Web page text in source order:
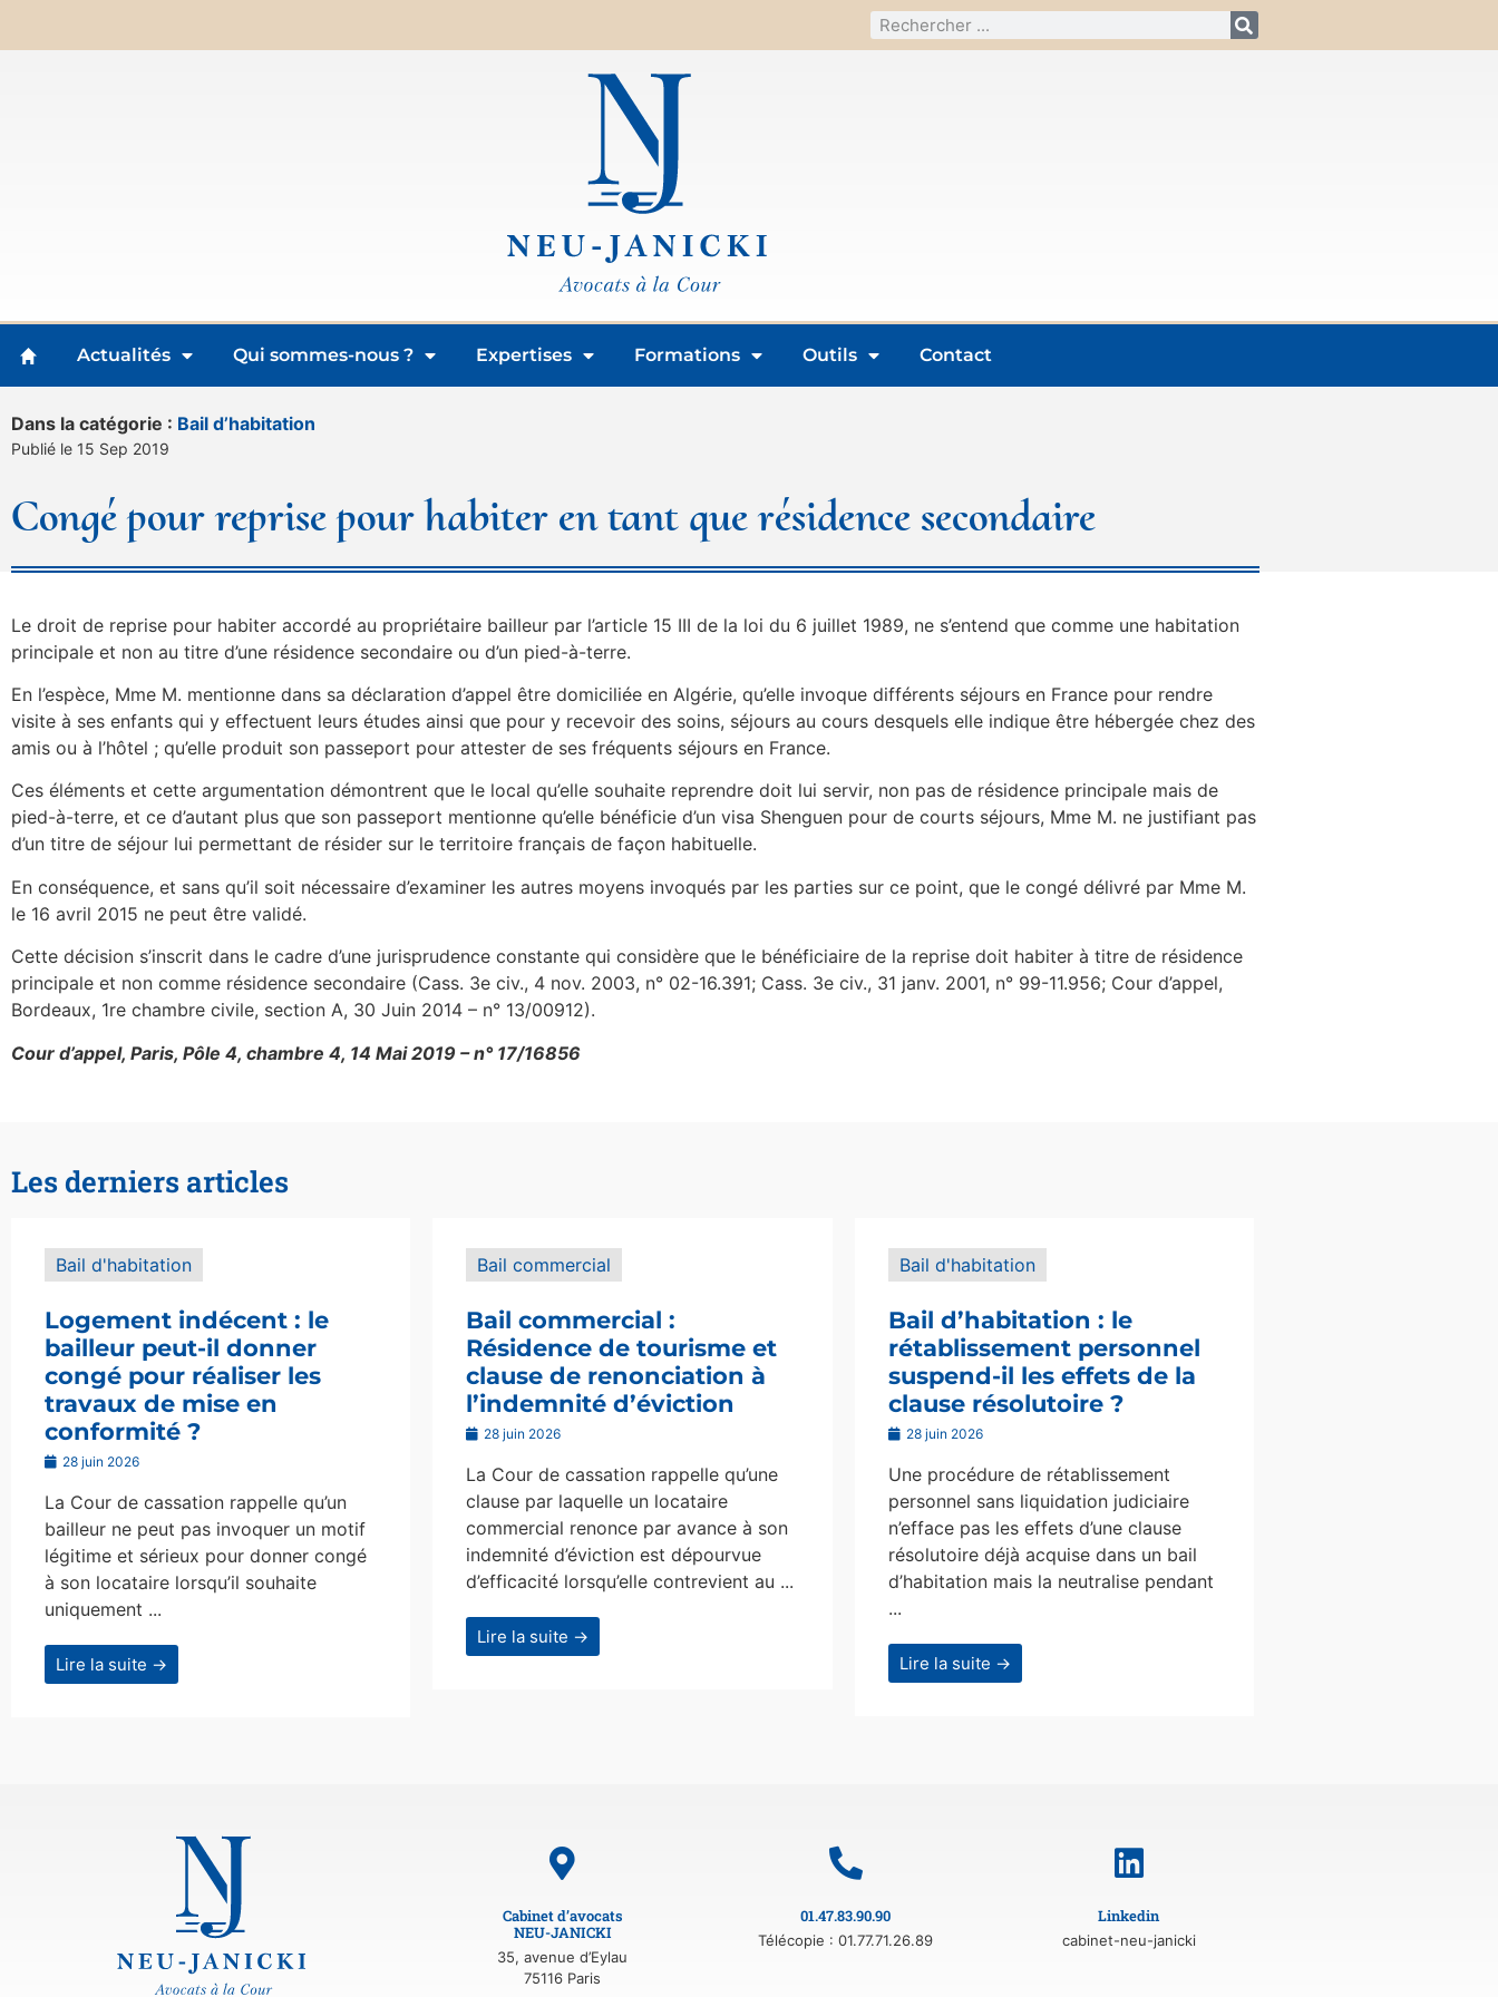
Actualités Qui sommes-nous ? Expertises Formations Outils Contact
Dans la catégorie : Bail d’habitation
Publié le 15 Sep 2019
Congé pour reprise pour habiter en tant que résidence secondaire
Le droit de reprise pour habiter accordé au propriétaire bailleur par l’article 15 III de la loi du 6 juillet 1989, ne s’entend que comme une habitation
principale et non au titre d’une résidence secondaire ou d’un pied-à-terre.
En l’espèce, Mme M. mentionne dans sa déclaration d’appel être domiciliée en Algérie, qu’elle invoque différents séjours en France pour rendre
visite à ses enfants qui y effectuent leurs études ainsi que pour y recevoir des soins, séjours au cours desquels elle indique être hébergée chez des
amis ou à l’hôtel ; qu’elle produit son passeport pour attester de ses fréquents séjours en France.
Ces éléments et cette argumentation démontrent que le local qu’elle souhaite reprendre doit lui servir, non pas de résidence principale mais de
pied-à-terre, et ce d’autant plus que son passeport mentionne qu’elle bénéficie d’un visa Shenguen pour de courts séjours, Mme M. ne justifiant pas
d’un titre de séjour lui permettant de résider sur le territoire français de façon habituelle.
En conséquence, et sans qu’il soit nécessaire d’examiner les autres moyens invoqués par les parties sur ce point, que le congé délivré par Mme M.
le 16 avril 2015 ne peut être validé.
Cette décision s’inscrit dans le cadre d’une jurisprudence constante qui considère que le bénéficiaire de la reprise doit habiter à titre de résidence
principale et non comme résidence secondaire (Cass. 3e civ., 4 nov. 2003, n° 02-16.391; Cass. 3e civ., 31 janv. 2001, n° 99-11.956; Cour d’appel,
Bordeaux, 1re chambre civile, section A, 30 Juin 2014 – n° 13/00912).
Cour d’appel, Paris, Pôle 4, chambre 4, 14 Mai 2019 – n° 17/16856
Les derniers articles
Bail d'habitation
Logement indécent : le
bailleur peut-il donner
congé pour réaliser les
travaux de mise en
conformité ?
28 juin 2026
La Cour de cassation rappelle qu’un
bailleur ne peut pas invoquer un motif
légitime et sérieux pour donner congé
à son locataire lorsqu’il souhaite
uniquement ...
Lire la suite →
Bail commercial
Bail commercial :
Résidence de tourisme et
clause de renonciation à
l’indemnité d’éviction
28 juin 2026
La Cour de cassation rappelle qu’une
clause par laquelle un locataire
commercial renonce par avance à son
indemnité d’éviction est dépourvue
d’efficacité lorsqu’elle contrevient au ...
Lire la suite →
Bail d'habitation
Bail d’habitation : le
rétablissement personnel
suspend-il les effets de la
clause résolutoire ?
28 juin 2026
Une procédure de rétablissement
personnel sans liquidation judiciaire
n’efface pas les effets d’une clause
résolutoire déjà acquise dans un bail
d’habitation mais la neutralise pendant
...
Lire la suite →
Cabinet d’avocats
NEU-JANICKI
35, avenue d’Eylau
75116 Paris
01.47.83.90.90
Télécopie : 01.77.71.26.89
Linkedin
cabinet-neu-janicki